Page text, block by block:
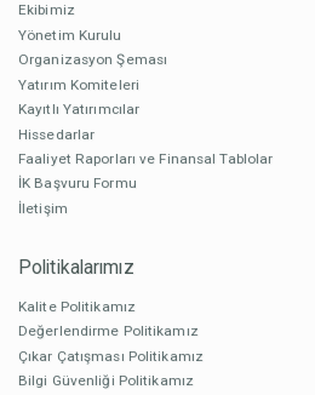
Ekibimiz
Yönetim Kurulu
Organizasyon Şeması
Yatırım Komiteleri
Kayıtlı Yatırımcılar
Hissedarlar
Faaliyet Raporları ve Finansal Tablolar
İK Başvuru Formu
İletişim
Politikalarımız
Kalite Politikamız
Değerlendirme Politikamız
Çıkar Çatışması Politikamız
Bilgi Güvenliği Politikamız